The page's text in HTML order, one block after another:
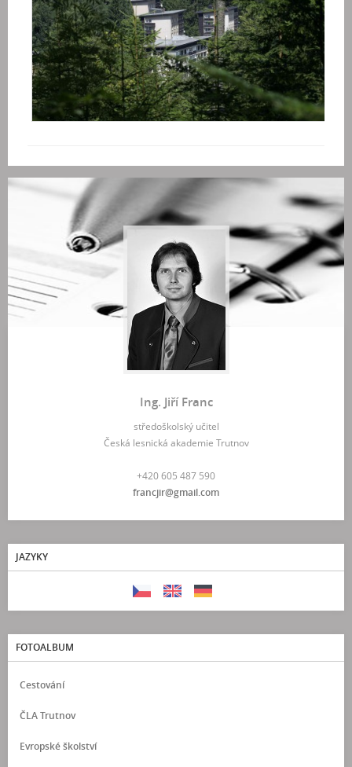
Ing. Jiří Franc
středoškolský učitel
Česká lesnická akademie Trutnov
+420 605 487 590
francjir@gmail.com
JAZYKY
FOTOALBUM
Cestování
ČLA Trutnov
Evropské školství